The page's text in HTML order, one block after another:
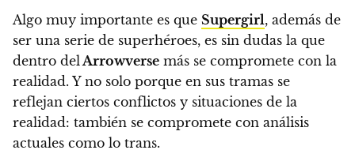
Algo muy importante es que Supergirl, además de
ser una serie de superhéroes, es sin dudas la que
dentro del Arrowverse más se compromete con la
realidad. Y no solo porque en sus tramas se
reflejan ciertos conflictos y situaciones de la
realidad: también se compromete con análisis
actuales como lo trans.